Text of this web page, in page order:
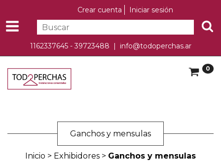
Crear cuenta Iniciar sesión
1162337645 - 39723488 | info@todoperchas.ar
0
Ganchos y mensulas
Inicio > Exhibidores > Ganchos y mensulas